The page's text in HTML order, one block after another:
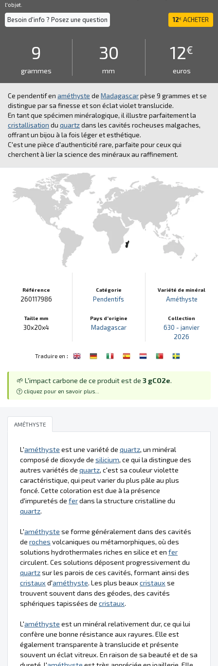
l'objet.
Besoin d'info ? Posez une question 12€ ACHETER
9
grammes
30
mm
12€
euros
Ce pendentif en améthyste de Madagascarpèse 9 grammes et se
distingue par sa finesse et son éclat violet translucide.
En tant que spécimen minéralogique, il illustre parfaitement la
cristallisation du quartzdans les cavités rocheuses malgaches,
offrant un bijou à la fois léger et esthétique.
C'est une pièce d'authenticité rare, parfaite pour ceux qui
cherchent à lier la science des minéraux au raffinement.
Référence
260117986
Taille mm
30x20x4
Catégorie
Pendentifs
Pays d'origine
Madagascar
Variété de minéral
Améthyste
Collection
630 - janvier
2026
Traduire en :
🌱 L'impact carbone de ce produit est de 3 gCO2e.
cliquez pour en savoir plus...
AMÉTHYSTE
L'améthyste est une variété de quartz, un minéral
composé de dioxyde de silicium, ce qui la distingue des
autres variétés de quartz, c'est sa couleur violette
caractéristique, qui peut varier du plus pâle au plus
foncé. Cette coloration est due à la présence
d'impuretés de ferdans la structure cristalline du
quartz.
L'améthyste se forme généralement dans des cavités
de roches volcaniques ou métamorphiques, où des
solutions hydrothermales riches en silice et en fer
circulent. Ces solutions déposent progressivement du
quartzsur les parois de ces cavités, formant ainsi des
cristaux d'améthyste. Les plus beaux cristaux se
trouvent souvent dans des géodes, des cavités
sphériques tapissées de cristaux.
L'améthyste est un minéral relativement dur, ce qui lui
confère une bonne résistance aux rayures. Elle est
également transparente à translucide et présente
souvent un éclat vitreux. En raison de sa beauté et de sa